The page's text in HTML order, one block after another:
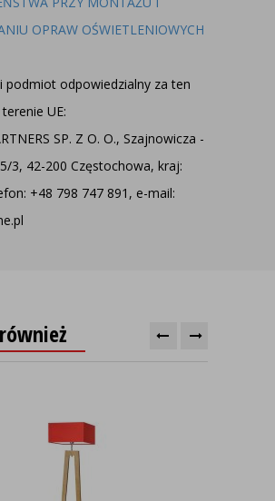
OPRAW OŚWIETLENIOWYCH
podmiot odpowiedzialny za ten
UE:
SP. Z O. O., Szajnowicza -
3, 42-200 Częstochowa, kraj:
+48 798 747 891, e-mail: